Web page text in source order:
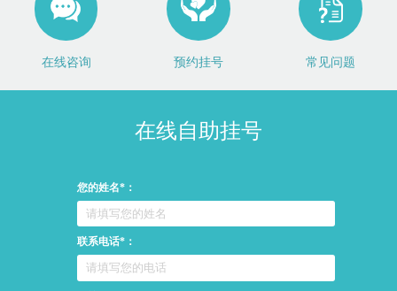
在线咨询 预约挂号 常见问题
在线自助挂号
您的姓名*：
联系电话*：